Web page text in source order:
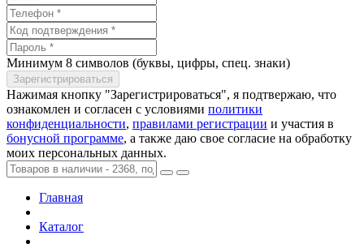
Минимум 8 символов (буквы, цифры, спец. знаки)
Нажимая кнопку "Зарегистрироваться", я подтвержаю, что
ознакомлен и согласен с условиями политики
конфиденциальности, правилами регистрации и участия в
бонусной программе, а также даю свое согласие на обработку
моих персональных данных.
Главная
Каталог